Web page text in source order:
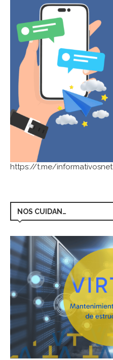
https://t.me/informativosnet
NOS CUIDAN…